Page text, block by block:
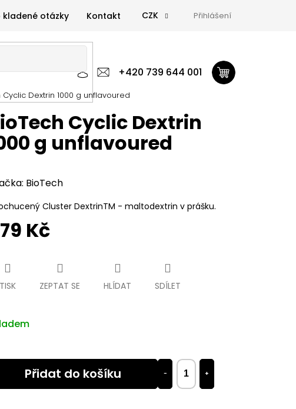
kladené otázky Kontakt CZK Přihlášení
+420 739 644 001
výživa Zdravá výživa Doplňky GymTime Magazín
výživa Doplňky GymTime Magazín
Cyclic Dextrin 1000 g unflavoured
Kč
+
−
Přidat do košíku
Cluster DextrinTM - maltodextrin v prášku.
TISK ZEPTAT SE HLÍDAT SDÍLET
Cyclic Dextrin
g unflavoured
BioTech